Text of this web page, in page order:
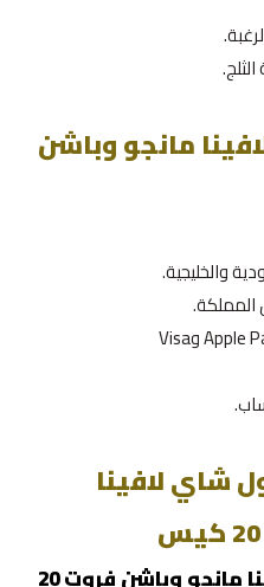
مانجو وباشن
والخليجية.
دفع عبر مدى وSTC Pay وApple Pay وVisa
شاي لافينا
كم كيس داخل شاي لافينا مانجو وباشن فروت 20